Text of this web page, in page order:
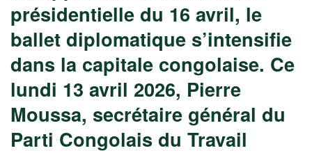
présidentielle du 16 avril, le
ballet diplomatique s’intensifie
dans la capitale congolaise. Ce
lundi 13 avril 2026, Pierre
Moussa, secrétaire général du
Parti Congolais du Travail